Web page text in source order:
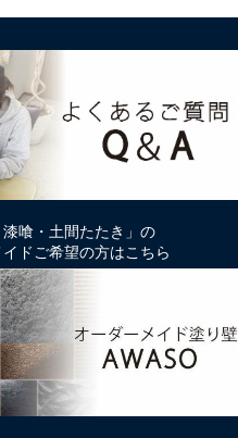
漆喰・土間たたき」の
ドご希望の方はこちら